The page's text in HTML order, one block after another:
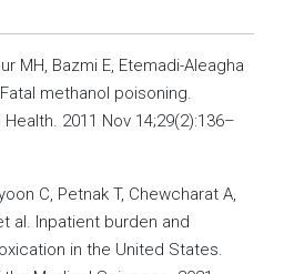
MH, Bazmi E, Etemadi-Aleagha
methanol poisoning.
2011 Nov 14;29(2):136–
C, Petnak T, Chewcharat A,
al. Inpatient burden and
in the United States.